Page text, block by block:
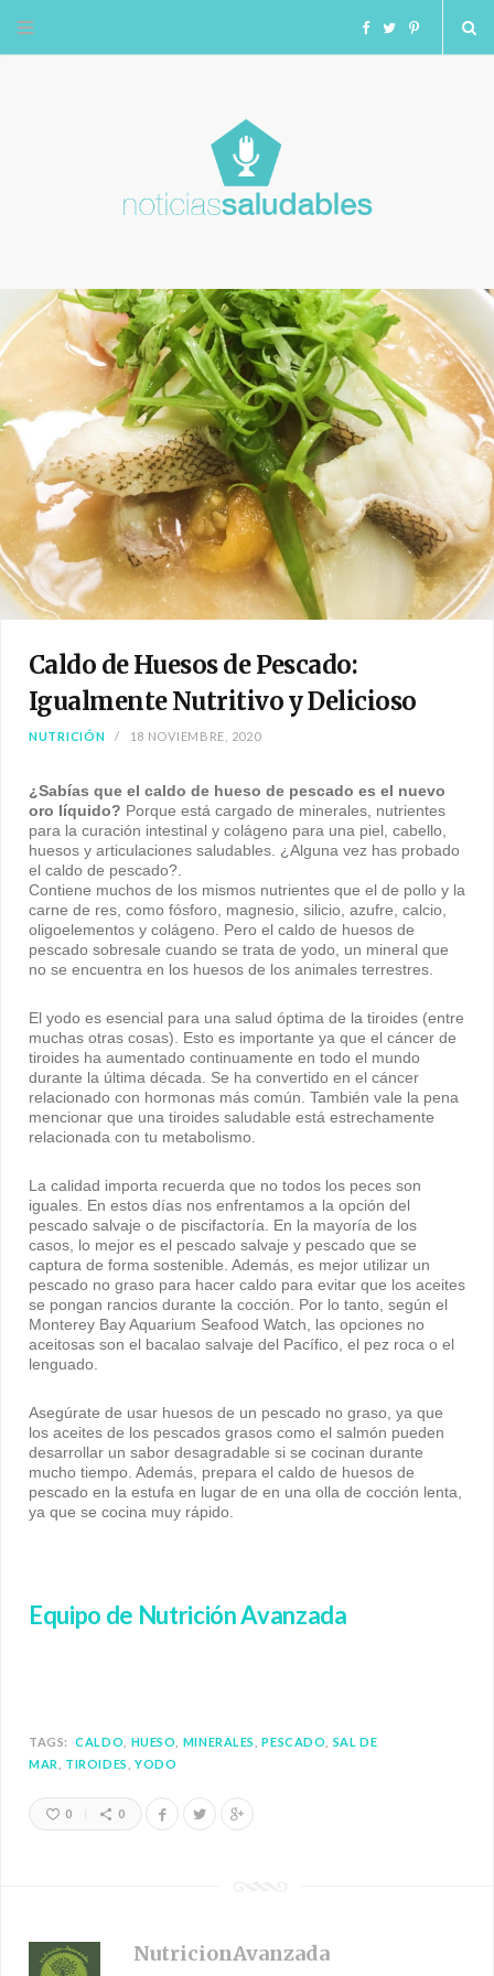
F
o
o
k
T
e
I
g
r
a
m
Caldo de Huesos de Pescado:
Igualmente Nutritivo y Delicioso
NUTRICIÓN 18 NOVIEMBRE, 2020
¿Sabías que el caldo de hueso de pescado es el nuevo
oro líquido? Porque está cargado de minerales, nutrientes
para la curación intestinal y colágeno para una piel, cabello,
huesos y articulaciones saludables. ¿Alguna vez has probado
el caldo de pescado?.
Contiene muchos de los mismos nutrientes que el de pollo y la
carne de res, como fósforo, magnesio, silicio, azufre, calcio,
oligoelementos y colágeno. Pero el caldo de huesos de
pescado sobresale cuando se trata de yodo, un mineral que
no se encuentra en los huesos de los animales terrestres.
El yodo es esencial para una salud óptima de la tiroides (entre
muchas otras cosas). Esto es importante ya que el cáncer de
tiroides ha aumentado continuamente en todo el mundo
durante la última década. Se ha convertido en el cáncer
relacionado con hormonas más común. También vale la pena
mencionar que una tiroides saludable está estrechamente
relacionada con tu metabolismo.
La calidad importa recuerda que no todos los peces son
iguales. En estos días nos enfrentamos a la opción del
pescado salvaje o de piscifactoría. En la mayoría de los
casos, lo mejor es el pescado salvaje y pescado que se
captura de forma sostenible. Además, es mejor utilizar un
pescado no graso para hacer caldo para evitar que los aceites
se pongan rancios durante la cocción. Por lo tanto, según el
Monterey Bay Aquarium Seafood Watch, las opciones no
aceitosas son el bacalao salvaje del Pacífico, el pez roca o el
lenguado.
Asegúrate de usar huesos de un pescado no graso, ya que
los aceites de los pescados grasos como el salmón pueden
desarrollar un sabor desagradable si se cocinan durante
mucho tiempo. Además, prepara el caldo de huesos de
pescado en la estufa en lugar de en una olla de cocción lenta,
ya que se cocina muy rápido.
Equipo de Nutrición Avanzada
TAGS: CALDO HUESO MINERALES PESCADO
SAL DE
MAR
TIROIDES YODO
0 0
NutricionAvanzada